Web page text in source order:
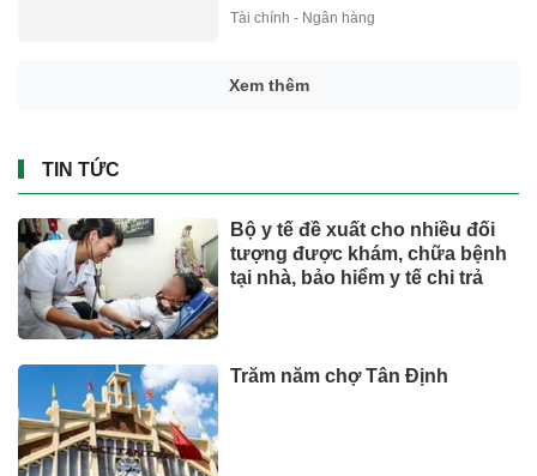
Tài chính - Ngân hàng
Xem thêm
TIN TỨC
Bộ y tế đề xuất cho nhiều đối
tượng được khám, chữa bệnh
tại nhà, bảo hiểm y tế chi trả
Trăm năm chợ Tân Định